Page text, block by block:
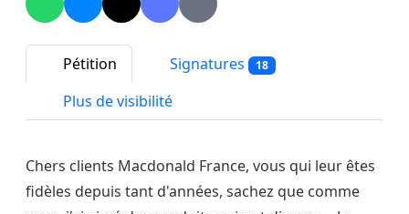
Pétition Signatures 18
Plus de visibilité
Chers clients Macdonald France, vous qui leur êtes
fidèles depuis tant d'années, sachez que comme